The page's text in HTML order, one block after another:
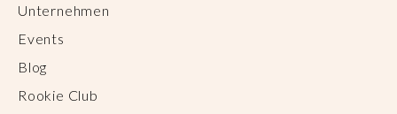
Unternehmen
Events
Blog
Rookie Club